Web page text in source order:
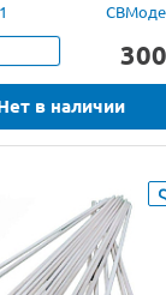
300
в наличии